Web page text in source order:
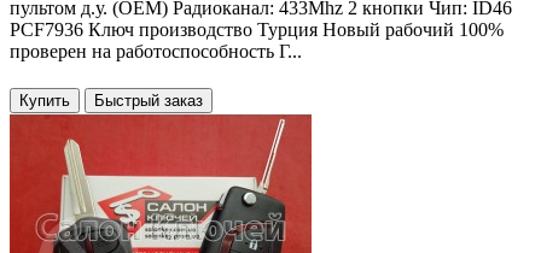
пультом д.у. (OEM) Радиоканал: 433Mhz 2 кнопки Чип: ID46
PCF7936 Ключ производство Турция Новый рабочий 100%
проверен на работоспособность Г...
Купить